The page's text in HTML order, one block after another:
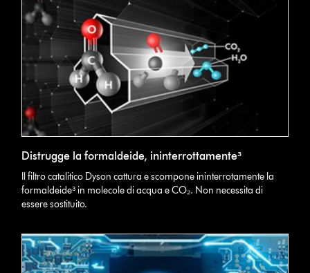
Distrugge la formaldeide, ininterrottamente³
Il filtro catalitico Dyson cattura e scompone ininterrotamente la
formaldeide³ in molecole di acqua e CO₂. Non necessita di
essere sostituito.